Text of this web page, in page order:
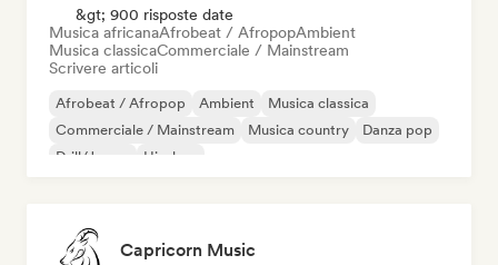
&gt; 900 risposte date
Musica africanaAfrobeat / AfropopAmbient
Musica classicaCommerciale / Mainstream
Scrivere articoli
Afrobeat / Afropop Ambient
Musica classica
Commerciale / Mainstream
Musica country
Danza pop
Drill/Jersey
Hip-hop
Capricorn Music